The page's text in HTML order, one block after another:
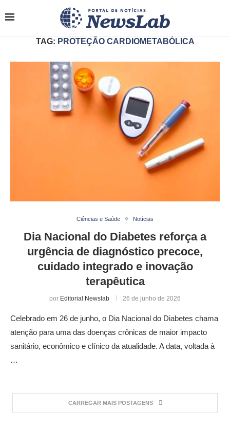
TAG: PROTEÇÃO CARDIOMETABÓLICA
Ciências e Saúde Notícias
Dia Nacional do Diabetes reforça a
urgência de diagnóstico precoce,
cuidado integrado e inovação
terapêutica
por Editorial Newslab 26 de junho de 2026
Celebrado em 26 de junho, o Dia Nacional do Diabetes chama
atenção para uma das doenças crônicas de maior impacto
sanitário, econômico e clínico da atualidade. A data, voltada à
…
CARREGAR MAIS POSTAGENS